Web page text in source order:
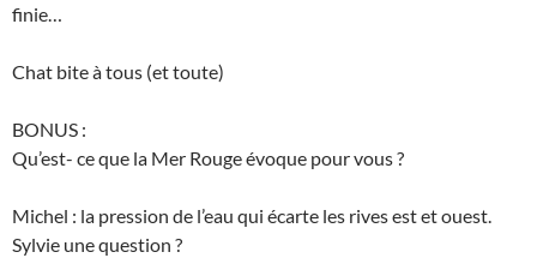
finie…
Chat bite à tous (et toute)
BONUS :
Qu’est- ce que la Mer Rouge évoque pour vous ?
Michel : la pression de l’eau qui écarte les rives est et ouest.
Sylvie une question ?